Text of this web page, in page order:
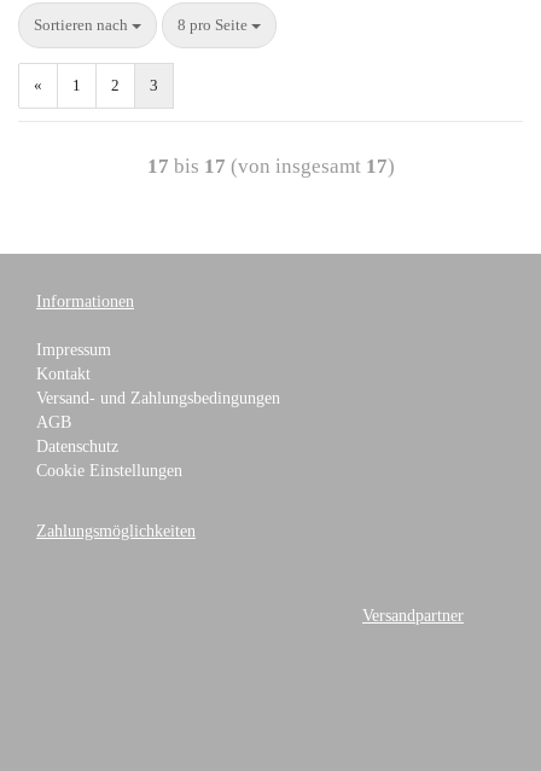
Sortieren nach 8 pro Seite
« 1 2 3
17 bis 17 (von insgesamt 17)
Informationen
Impressum
Kontakt
Versand- und Zahlungsbedingungen
AGB
Datenschutz
Cookie Einstellungen
Zahlungsmöglichkeiten
Versandpartner